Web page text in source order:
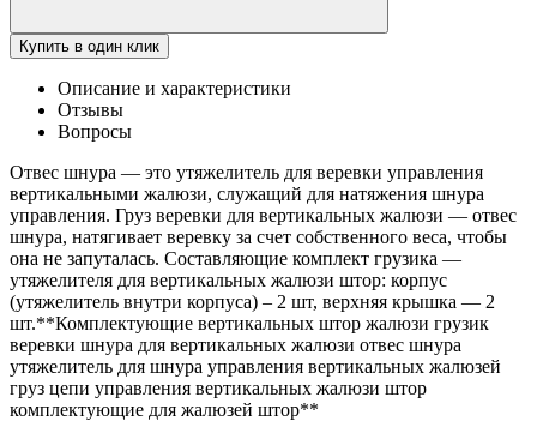
Купить в один клик
Описание и характеристики
Отзывы
Вопросы
Отвес шнура — это утяжелитель для веревки управления
вертикальными жалюзи, служащий для натяжения шнура
управления. Груз веревки для вертикальных жалюзи — отвес
шнура, натягивает веревку за счет собственного веса, чтобы
она не запуталась. Составляющие комплект грузика —
утяжелителя для вертикальных жалюзи штор: корпус
(утяжелитель внутри корпуса) – 2 шт, верхняя крышка — 2
шт.**Комплектующие вертикальных штор жалюзи грузик
веревки шнура для вертикальных жалюзи отвес шнура
утяжелитель для шнура управления вертикальных жалюзей
груз цепи управления вертикальных жалюзи штор
комплектующие для жалюзей штор**